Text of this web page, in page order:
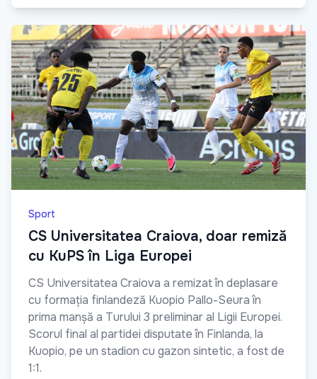
Sport
CS Universitatea Craiova, doar remiză
cu KuPS în Liga Europei
CS Universitatea Craiova a remizat în deplasare
cu formația finlandeză Kuopio Pallo-Seura în
prima manșă a Turului 3 preliminar al Ligii Europei.
Scorul final al partidei disputate în Finlanda, la
Kuopio, pe un stadion cu gazon sintetic, a fost de
1:1.